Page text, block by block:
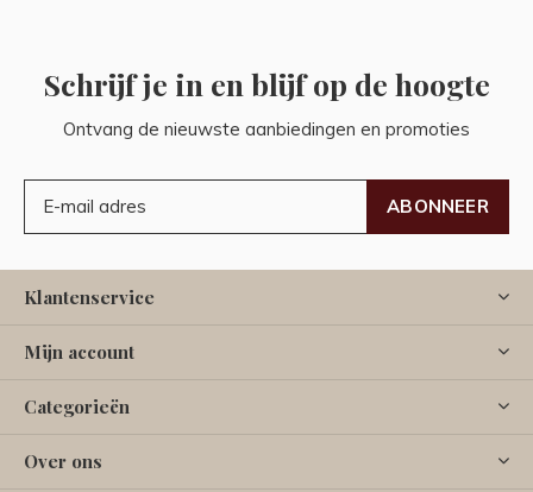
Schrijf je in en blijf op de hoogte
Ontvang de nieuwste aanbiedingen en promoties
ABONNEER
Klantenservice
Mijn account
Categorieën
Over ons